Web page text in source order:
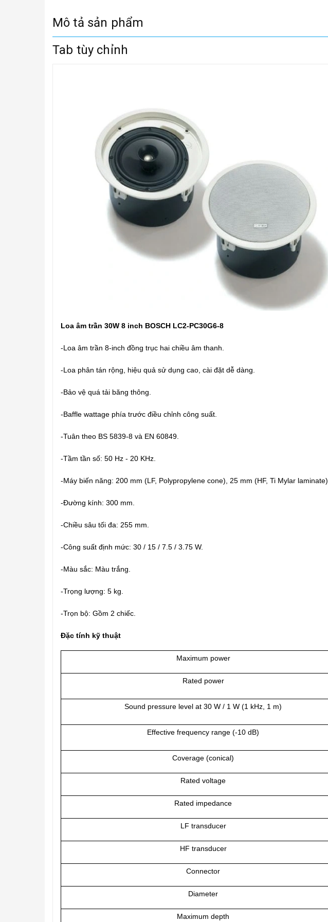
Mô tả sản phẩm
Tab tùy chỉnh
Loa âm trần 30W 8 inch BOSCH LC2-PC30G6-8
-Loa âm trần 8-inch đồng trục hai chiều âm thanh.
-Loa phân tán rộng, hiệu quả sử dụng cao, cài đặt dễ dàng.
-Bảo vệ quá tải băng thông.
-Baffle wattage phía trước điều chỉnh công suất.
-Tuân theo BS 5839-8 và EN 60849.
-Tầm tần số: 50 Hz - 20 KHz
-Máy biến năng: 200 mm (LF, Polypropylene cone), 25 mm (HF, Ti Mylar laminate).
-Đường kính: 300 mm.
-Chiều sâu tối đa: 255 mm.
-Công suất định mức: 30 / 15 / 7.5 / 3.75 W.
-Màu sắc: Màu trắng.
-Trọng lượng: 5 kg.
-Trọn bộ: Gồm 2 chiếc.
Đặc tính kỹ thuật
Maximum power
Rated power
Sound pressure level at 30 W / 1 W (1 kHz, 1 m)
Effective frequency range (-10 dB)
Coverage (conical)
Rated voltage
Rated impedance
LF transducer
HF transducer
Connector
Diameter
Maximum depth